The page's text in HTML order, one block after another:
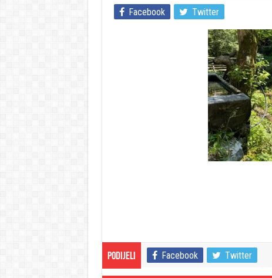
Facebook Twitter
Podijeli Facebook Twitter